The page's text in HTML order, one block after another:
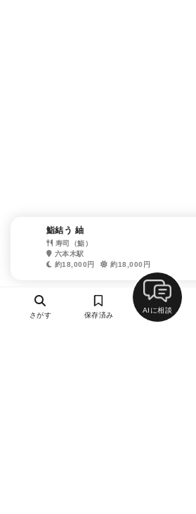
鮨結う 紬
寿司（鮨）
六本木駅
約18,000円
約18,000円
さがす 保存済み
AIに相談